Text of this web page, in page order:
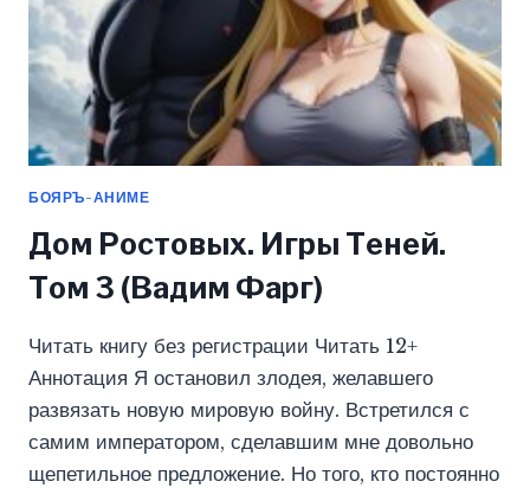
БОЯРЪ-АНИМЕ
Дом Ростовых. Игры Теней.
Том 3 (Вадим Фарг)
Читать книгу без регистрации Читать 12+
Аннотация Я остановил злодея, желавшего
развязать новую мировую войну. Встретился с
самим императором, сделавшим мне довольно
щепетильное предложение. Но того, кто постоянно